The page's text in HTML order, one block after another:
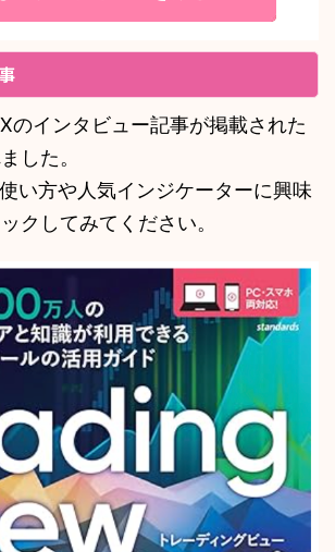
のインタビュー記事が掲載された
した。
い方や人気インジケーターに興味
クしてみてください。